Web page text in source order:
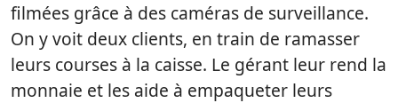
filmées grâce à des caméras de surveillance.
On y voit deux clients, en train de ramasser
leurs courses à la caisse. Le gérant leur rend la
monnaie et les aide à empaqueter leurs